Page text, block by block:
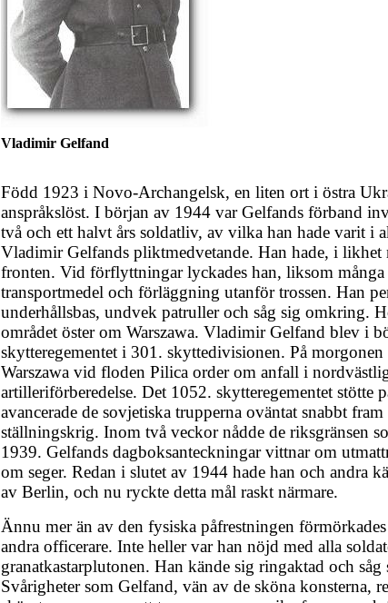
Vladimir Gelfand
Född 1923 i Novo-Archangelsk, en liten ort i östra
anspråkslöst. I början av 1944 var Gelfands förband
två och ett halvt års soldatliv, av vilka han hade varit i
Vladimir Gelfands pliktmedvetande. Han hade, i likhet
fronten. Vid förflyttningar lyckades han, liksom många
transportmedel och förläggning utanför trossen. Han
underhållsbas, undvek patruller och såg sig omkring.
området öster om Warszawa. Vladimir Gelfand blev i
skytteregementet i 301. skyttedivisionen. På
Warszawa vid floden Pilica order om anfall i
artilleriförberedelse. Det 1052. skytteregementet stötte
avancerade de sovjetiska trupperna oväntat snabbt
ställningskrig. Inom två veckor nådde de riksgränsen
1939. Gelfands dagboksanteckningar vittnar om
om seger. Redan i slutet av 1944 hade han och andra
av Berlin, och nu ryckte detta mål raskt närmare.
Ännu mer än av den fysiska påfrestningen
andra officerare. Inte heller var han nöjd med alla
granatkastarplutonen. Han kände sig ringaktad och
Svårigheter som Gelfand, vän av de sköna konsterna,